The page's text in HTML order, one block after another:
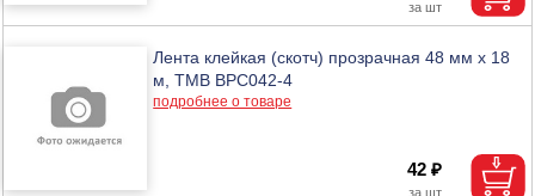
Лента клейкая (скотч) прозрачная 48 мм х 18
м, ТМВ BPC042-4
подробнее о товаре
42 ₽